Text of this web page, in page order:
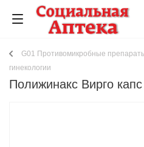
G01 Противомикробные
гинекологии
Полижинакс Вирго